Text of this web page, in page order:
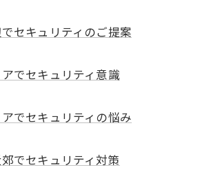
セキュリティのご提案
でセキュリティ意識
でセキュリティの悩み
でセキュリティ対策